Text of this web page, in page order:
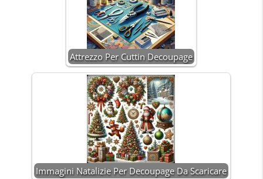
Attrezzo Per Cuttin Decoupage
Immagini Natalizie Per Decoupage Da Scaricare